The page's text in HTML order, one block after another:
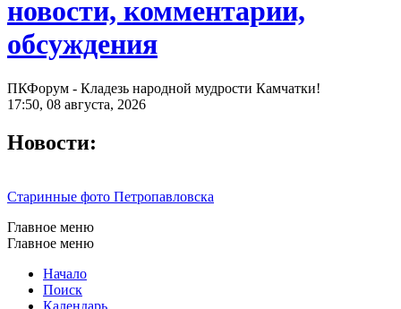
ПКФорум - Кладезь народной мудрости Камчатки!
17:50, 08 августа, 2026
Новости:
Старинные фото Петропавловска
Главное меню
Главное меню
Начало
Поиск
Календарь